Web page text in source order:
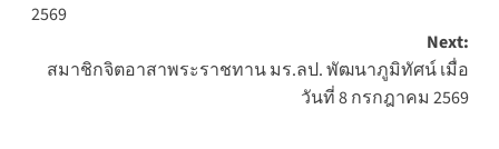
2569
Next:
สมาชิกจิตอาสาพระราชทาน มร.ลป. พัฒนาภูมิทัศน์ เมื่อ
วันที่ 8 กรกฎาคม 2569